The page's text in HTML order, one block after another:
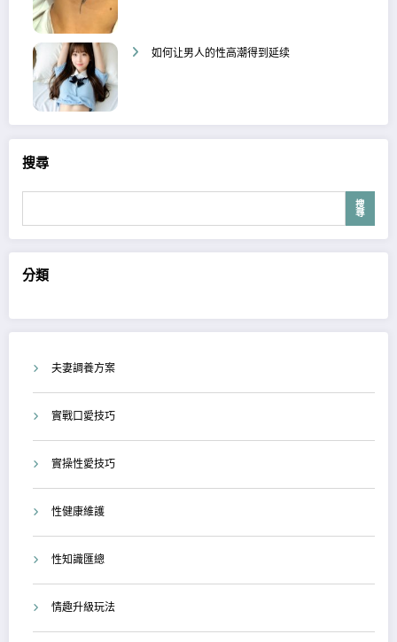
如何让男人的性高潮得到延续
搜尋
搜
尋
分類
夫妻調養方案
實戰口愛技巧
實操性愛技巧
性健康維護
性知識匯總
情趣升級玩法